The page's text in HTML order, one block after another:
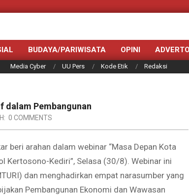
BUDAYA/PARIWISATA OPINI
Media Cyber UU Pers Kode Etik Redaksi
dalam Pembangunan
0 COMMENTS
beri arahan dalam webinar “Masa Depan Kota
Kertosono-Kediri”, Selasa (30/8). Webinar ini
dan menghadirkan empat narasumber yang
Pembangunan Ekonomi dan Wawasan